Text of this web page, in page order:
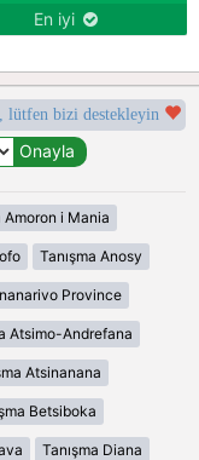
En iyi
lütfen bizi destekleyin
Amoron i Mania
Tanışma Anosy
Province
Atsimo-Andrefana
Atsinanana
Betsiboka
Tanışma Diana